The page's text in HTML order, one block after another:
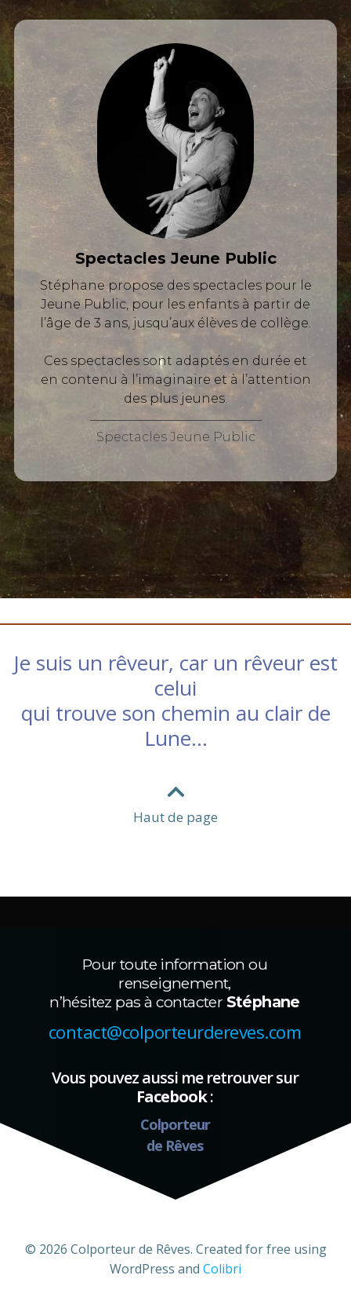
Spectacles Jeune Public
Stéphane propose des spectacles pour le
Jeune Public, pour les enfants à partir de
l’âge de 3 ans, jusqu’aux élèves de collège.
Ces spectacles sont adaptés en durée et
en contenu à l’imaginaire et à l’attention
des plus jeunes.
Spectacles Jeune Public
Je suis un rêveur, car un rêveur est
celui
qui trouve son chemin au clair de
Lune…
Haut de page
Pour toute information ou
renseignement,
n’hésitez pas à contacter Stéphane
contact@colporteurdereves.com
Vous pouvez aussi me retrouver sur
Facebook:
Colporteur
de Rêves
© 2026 Colporteur de Rêves. Created for free using
WordPress and Colibri